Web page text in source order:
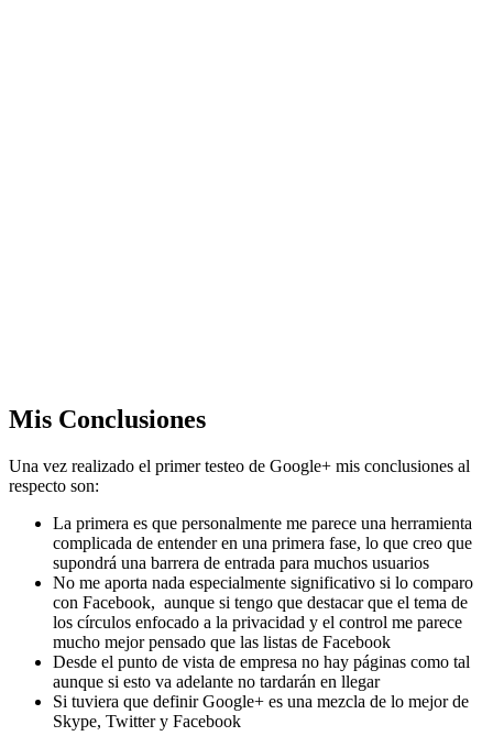
Mis Conclusiones
Una vez realizado el primer testeo de Google+ mis conclusiones al
respecto son:
La primera es que personalmente me parece una herramienta
complicada de entender en una primera fase, lo que creo que
supondrá una barrera de entrada para muchos usuarios
No me aporta nada especialmente significativo si lo comparo
con Facebook, aunque si tengo que destacar que el tema de
los círculos enfocado a la privacidad y el control me parece
mucho mejor pensado que las listas de Facebook
Desde el punto de vista de empresa no hay páginas como tal
aunque si esto va adelante no tardarán en llegar
Si tuviera que definir Google+ es una mezcla de lo mejor de
Skype, Twitter y Facebook